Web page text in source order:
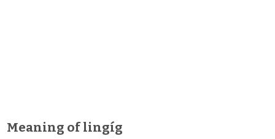
Meaning of lingíg